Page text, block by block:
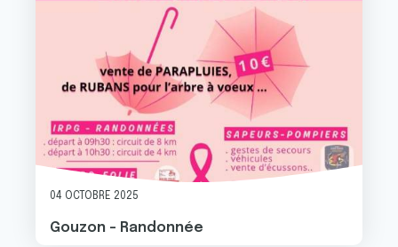
04 OCTOBRE 2025
Gouzon - Randonnée